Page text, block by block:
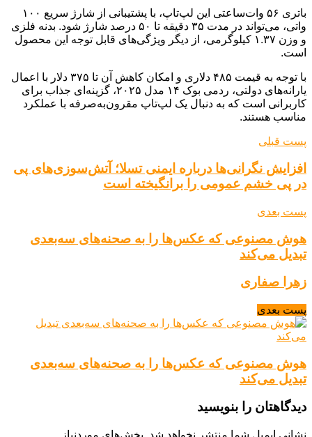
باتری ۵۶ وات‌ساعتی این لپ‌تاپ، با پشتیبانی از شارژ سریع ۱۰۰
واتی، می‌تواند در مدت ۳۵ دقیقه تا ۵۰ درصد شارژ شود. بدنه فلزی
و وزن ۱.۳۷ کیلوگرمی، از دیگر ویژگی‌های قابل توجه این محصول
است.
با توجه به قیمت ۴۸۵ دلاری و امکان کاهش آن تا ۳۷۵ دلار با اعمال
یارانه‌های دولتی، ردمی بوک ۱۴ مدل ۲۰۲۵، گزینه‌ای جذاب برای
کاربرانی است که به دنبال یک لپ‌تاپ مقرون‌به‌صرفه با عملکرد
مناسب هستند.
پست قبلی
افزایش نگرانی‌ها درباره ایمنی تسلا؛ آتش‌سوزی‌های پی
در پی خشم عمومی را برانگیخته است
پست بعدی
هوش مصنوعی که عکس‌ها را به صحنه‌های سه‌بعدی
تبدیل می‌کند
زهرا صفاری
پست بعدی
هوش مصنوعی که عکس‌ها را به صحنه‌های سه‌بعدی
تبدیل می‌کند
دیدگاهتان را بنویسید